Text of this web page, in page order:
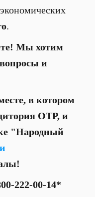
.
Мы хотим
и
в котором
ОТР, и
"Народный
222-00-14*